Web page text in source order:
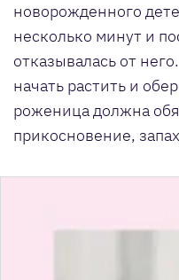
новорожденного
несколько минут и
отказывалась от
начать растить и
роженица должна
прикосновение,